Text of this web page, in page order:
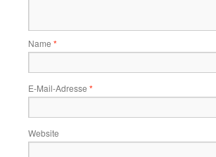
Name *
E-Mail-Adresse *
Website